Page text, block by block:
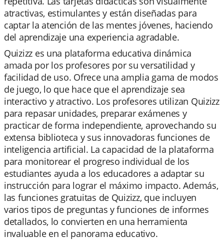
atractivas, estimulantes y están diseñadas para
captar la atención de las mentes jóvenes, haciendo
del aprendizaje una experiencia agradable.
Quizizz es una plataforma educativa dinámica
amada por los profesores por su versatilidad y
facilidad de uso. Ofrece una amplia gama de modos
de juego, lo que hace que el aprendizaje sea
interactivo y atractivo. Los profesores utilizan Quizizz
para repasar unidades, preparar exámenes y
practicar de forma independiente, aprovechando su
extensa biblioteca y sus innovadoras funciones de
inteligencia artificial. La capacidad de la plataforma
para monitorear el progreso individual de los
estudiantes ayuda a los educadores a adaptar su
instrucción para lograr el máximo impacto. Además,
las funciones gratuitas de Quizizz, que incluyen
varios tipos de preguntas y funciones de informes
detallados, lo convierten en una herramienta
invaluable en el panorama educativo.